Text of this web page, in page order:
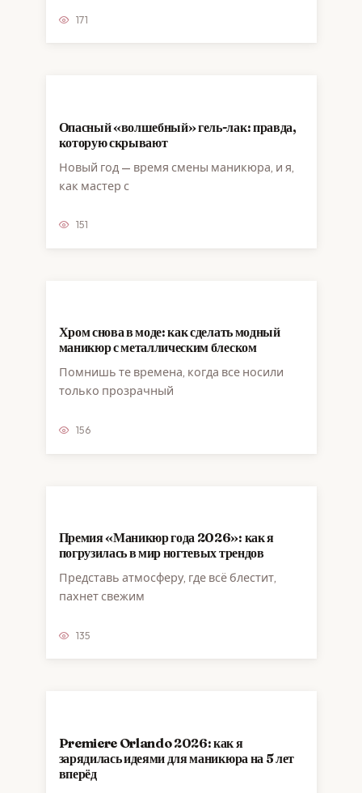
171
Опасный «волшебный» гель-лак: правда,
которую скрывают
Новый год — время смены маникюра, и я,
как мастер с
151
Хром снова в моде: как сделать модный
маникюр с металлическим блеском
Помнишь те времена, когда все носили
только прозрачный
156
Премия «Маникюр года 2026»: как я
погрузилась в мир ногтевых трендов
Представь атмосферу, где всё блестит,
пахнет свежим
135
Premiere Orlando 2026: как я
зарядилась идеями для маникюра на 5 лет
вперёд